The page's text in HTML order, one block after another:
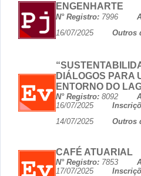
ENGENHARTE
N° Registro: 7996
16/07/2025 Outros
DIÁLOGOS PARA
ENTORNO DO
N° Registro: 8092
16/07/2025
14/07/2025 Outros
CAFÉ ATUARIAL
N° Registro: 7853
17/07/2025